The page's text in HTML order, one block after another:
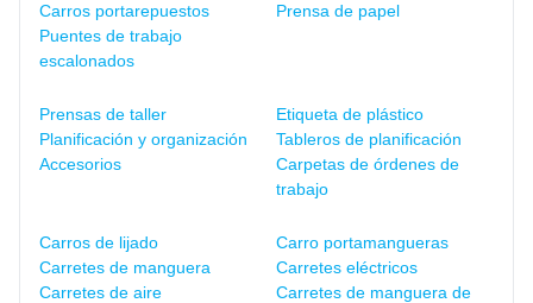
Carros portarepuestos
Puentes de trabajo
escalonados
Prensa de papel
Prensas de taller
Planificación y organización
Accesorios
Etiqueta de plástico
Tableros de planificación
Carpetas de órdenes de
trabajo
Carros de lijado
Carretes de manguera
Carretes de aire
Carro portamangueras
Carretes eléctricos
Carretes de manguera de